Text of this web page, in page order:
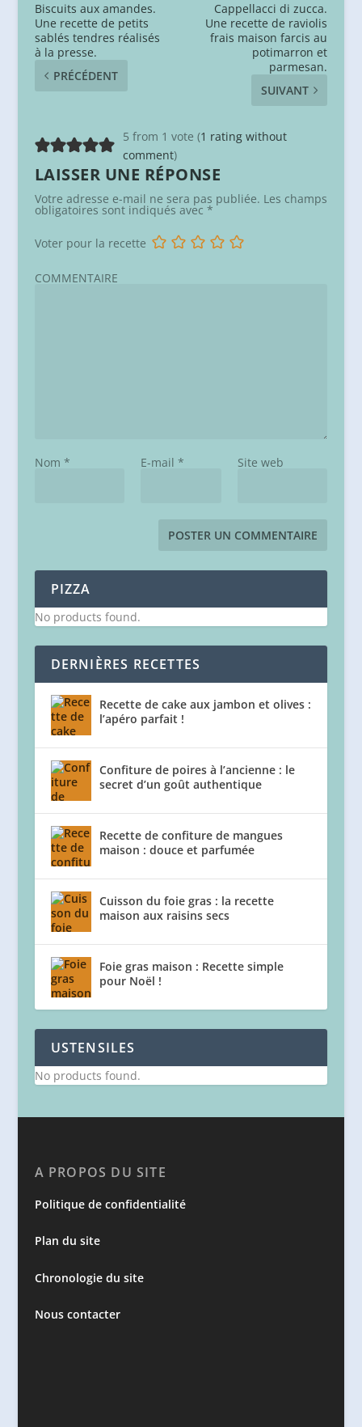
Biscuits aux amandes.
Une recette de petits
sablés tendres réalisés
à la presse.
PRÉCÉDENT
Cappellacci di zucca.
Une recette de raviolis
frais maison farcis au
potimarron et
parmesan.
SUIVANT
5 from 1 vote (1 rating without
comment)
LAISSER UNE RÉPONSE
Votre adresse e-mail ne sera pas publiée. Les champs
obligatoires sont indiqués avec *
Voter pour la recette
COMMENTAIRE
Nom * E-mail * Site web
PIZZA
No products found.
DERNIÈRES RECETTES
Recette de cake aux jambon et olives :
l’apéro parfait !
Confiture de poires à l’ancienne : le
secret d’un goût authentique
Recette de confiture de mangues
maison : douce et parfumée
Cuisson du foie gras : la recette
maison aux raisins secs
Foie gras maison : Recette simple
pour Noël !
USTENSILES
No products found.
A PROPOS DU SITE
Politique de confidentialité
Plan du site
Chronologie du site
Nous contacter